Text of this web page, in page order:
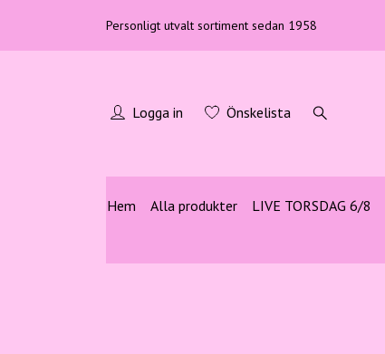
Personligt utvalt sortiment sedan 1958
Logga in Önskelista
Hem Alla produkter LIVE TORSDAG 6/8